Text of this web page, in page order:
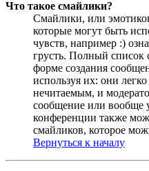
Что такое смайлики?
Смайлики, или
которые могут быть
чувств, например :)
грусть. Полный список
форме создания
используя их: они
нечитаемым, и
сообщение или вообще
конференции также
смайликов, которое
Вернуться к началу